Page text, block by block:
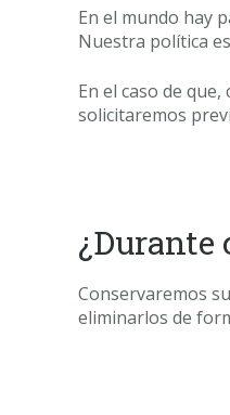
En el mundo hay
Nuestra política
En el caso de
solicitaremos
¿Durante
Conservaremos
eliminarlos de